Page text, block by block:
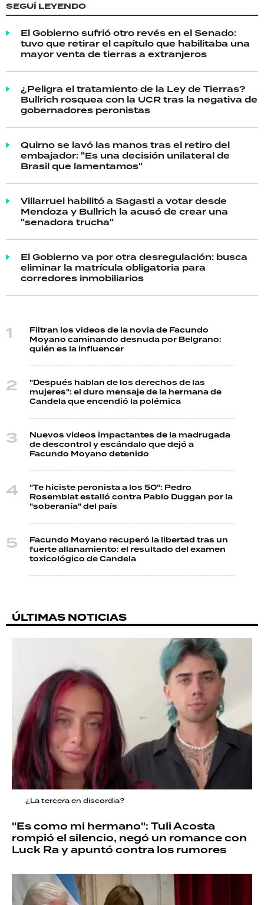
SEGUÍ LEYENDO
El Gobierno sufrió otro revés en el Senado:
tuvo que retirar el capítulo que habilitaba una
mayor venta de tierras a extranjeros
¿Peligra el tratamiento de la Ley de Tierras?
Bullrich rosquea con la UCR tras la negativa de
gobernadores peronistas
Quirno se lavó las manos tras el retiro del
embajador: "Es una decisión unilateral de
Brasil que lamentamos"
Villarruel habilitó a Sagasti a votar desde
Mendoza y Bullrich la acusó de crear una
"senadora trucha"
El Gobierno va por otra desregulación: busca
eliminar la matrícula obligatoria para
corredores inmobiliarios
Filtran los videos de la novia de Facundo
Moyano caminando desnuda por Belgrano:
quién es la influencer
"Después hablan de los derechos de las
mujeres": el duro mensaje de la hermana de
Candela que encendió la polémica
Nuevos videos impactantes de la madrugada
de descontrol y escándalo que dejó a
Facundo Moyano detenido
"Te hiciste peronista a los 50": Pedro
Rosemblat estalló contra Pablo Duggan por la
"soberanía" del país
Facundo Moyano recuperó la libertad tras un
fuerte allanamiento: el resultado del examen
toxicológico de Candela
ÚLTIMAS NOTICIAS
¿La tercera en discordia?
"Es como mi hermano": Tuli Acosta
rompió el silencio, negó un romance con
Luck Ra y apuntó contra los rumores